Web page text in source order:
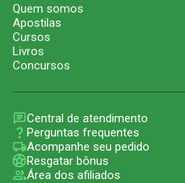
Quem somos
Apostilas
Cursos
Livros
Concursos
Central de atendimento
Perguntas frequentes
Acompanhe seu pedido
Resgatar bônus
Área dos afiliados